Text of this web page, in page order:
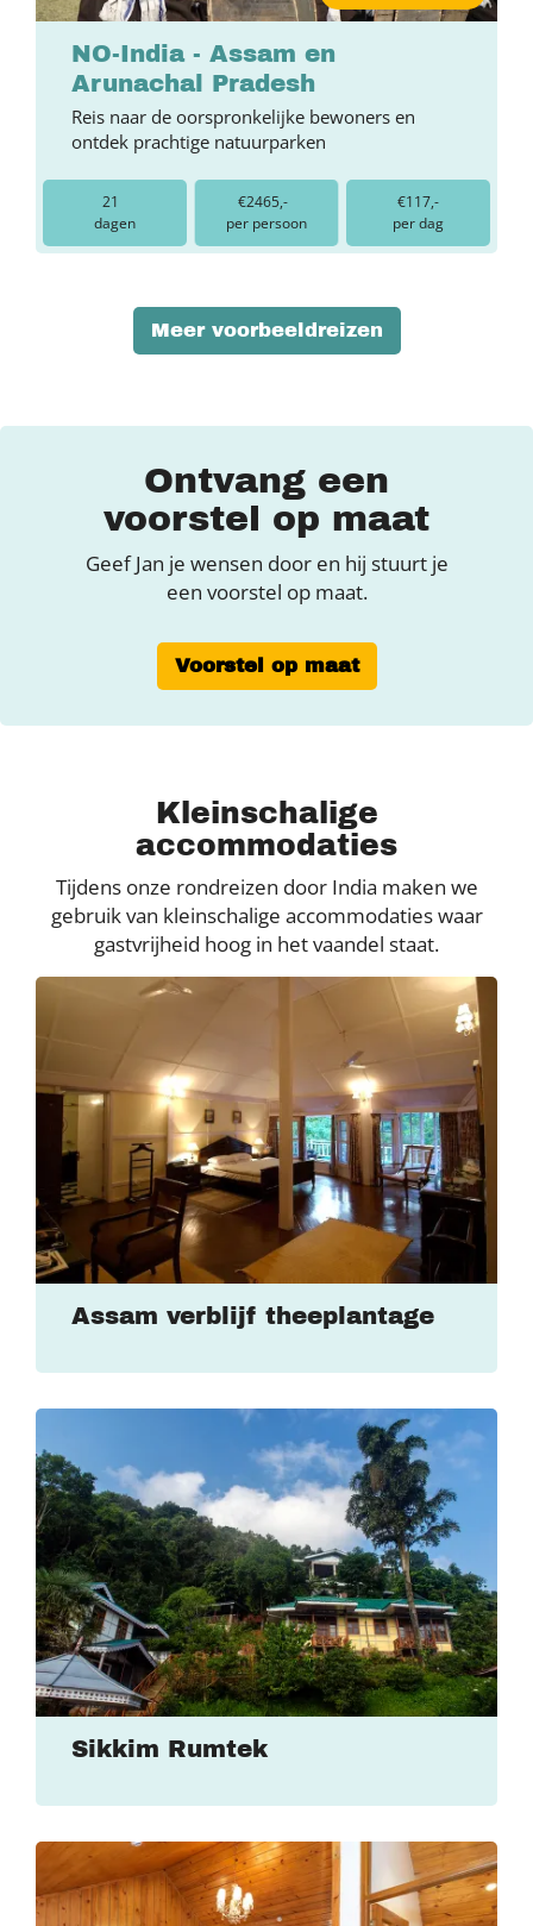
NO-India - Assam en
Arunachal Pradesh
Reis naar de oorspronkelijke bewoners en
ontdek prachtige natuurparken
21
dagen
€2465,-
per persoon
€117,-
per dag
Meer voorbeeldreizen
Ontvang een
voorstel op maat
Geef Jan je wensen door en hij stuurt je
een voorstel op maat.
Voorstel op maat
Kleinschalige
accommodaties
Tijdens onze rondreizen door India maken we
gebruik van kleinschalige accommodaties waar
gastvrijheid hoog in het vaandel staat.
Assam verblijf theeplantage
Sikkim Rumtek